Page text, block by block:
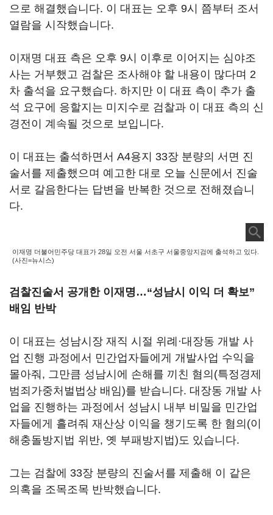
으로 해결했습니다. 이 대표는 오후 9시 쯤부터 조서
열람을 시작했습니다.
이재명 대표 측은 오후 9시 이후로 이어지는 심야조
사는 거부했고 검찰은 조사해야 할 내용이 많다며 2
차 출석을 요구했습다. 하지만 이 대표 측이 추가 출
석 요구에 응할지는 미지수로 검찰과 이 대표 측의 신
경전이 계속될 것으로 보입니다.
이 대표는 출석하면서 A4용지 33장 분량의 서면 진
술서를 제출했으며 예고한 대로 오늘 신문에서 진술
서로 갈음한다는 답변을 반복한 것으로 전해졌습니
다.
이재명 더불어민주당 대표가 28일 오전 서울 서초구 서울중앙지검에 출석하고 있다.
(사진=뉴시스)
검찰진술서 공개한 이재명…“성남시 이익 더 확보”
배임 반박
이 대표는 성남시장 재직 시절 위례·대장동 개발 사
업 진행 과정에서 민간업자들에게 개발사업 수익을
몰아줘, 그만큼 성남시에 손해를 끼친 혐의(특정경제
범죄가중처벌법상 배임)를 받습니다. 대장동 개발 사
업을 진행하는 과정에서 성남시 내부 비밀을 민간업
자들에게 흘려줘 재산상 이익을 챙기도록 한 혐의(이
해충돌방지법 위반, 옛 부패방지법)도 있습니다.
그는 검찰에 33장 분량의 진술서를 제출해 이 같은
의혹을 조목조목 반박했습니다.